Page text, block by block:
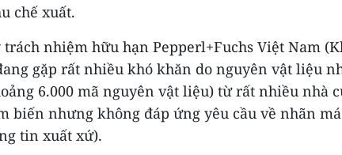
chế xuất.
nhiệm hữu hạn Pepperl+Fuchs Việt Nam
gặp rất nhiều khó khăn do nguyên vật liệu
6.000 mã nguyên vật liệu) từ rất nhiều nhà
biến nhưng không đáp ứng yêu cầu về nhãn
tin xuất xứ).